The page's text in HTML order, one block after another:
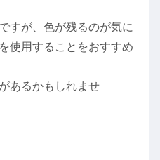
すが、色が残るのが気に
使用することをおすすめ
あるかもしれませ